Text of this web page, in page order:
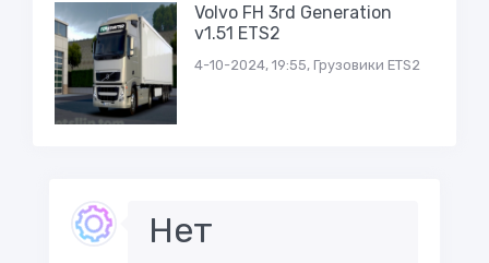
Volvo FH 3rd Generation
v1.51 ETS2
4-10-2024, 19:55, Грузовики ETS2
Нет